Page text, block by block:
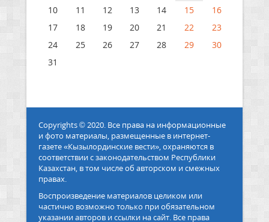
10
11 12 13 14 15
16
17
18 19 20 21 22
23
24
25 26 27 28 29
30
31
Copyrights © 2020. Все права на информационные
и фото материалы, размещенные в интернет-
газете «Кызылординские вести», охраняются в
соответствии с законодательством Республики
Казахстан, в том числе об авторском и смежных
правах.
Воспроизведение материалов целиком или
частично возможно только при обязательном
указании авторов и ссылки на сайт. Все права